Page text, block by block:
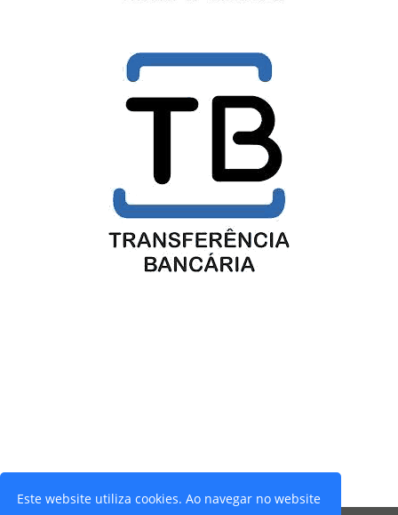
Este website utiliza cookies. Ao navegar no website